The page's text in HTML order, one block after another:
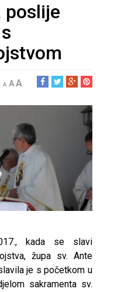
poslije
A AA
kada se slavi
župa sv. Ante
je s početkom u
sakramenta sv.